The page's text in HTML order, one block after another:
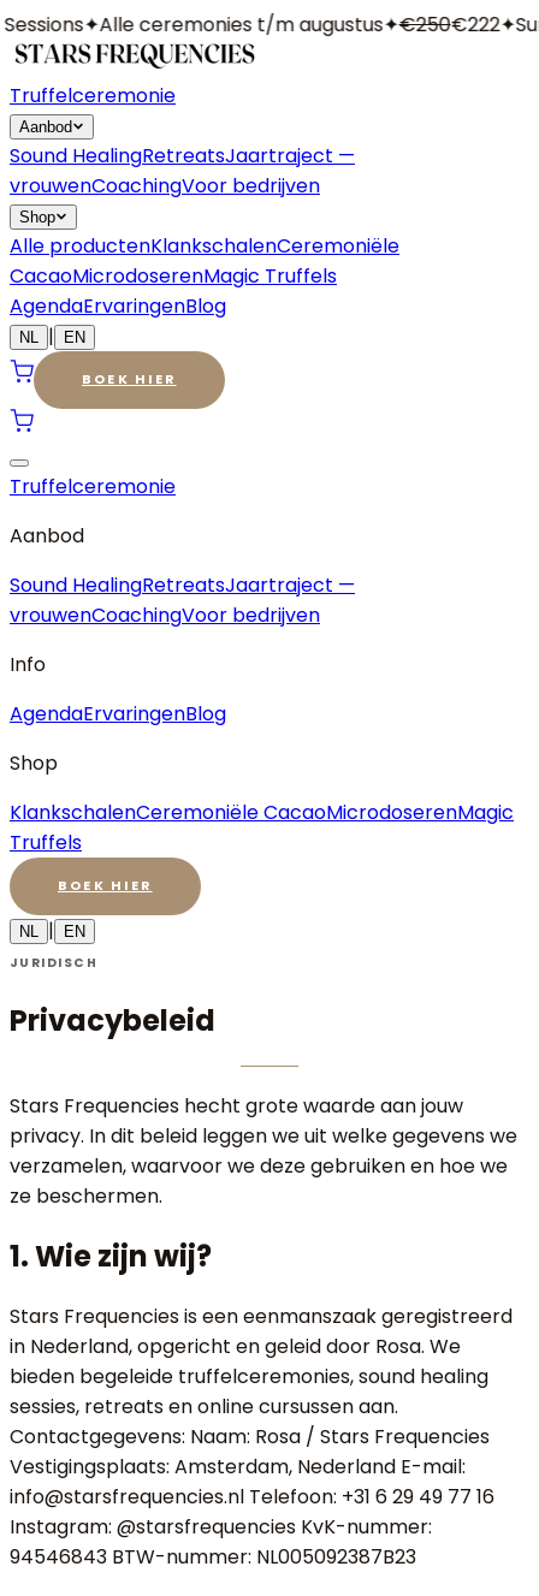
✦Alle ceremonies t/m augustus✦€250€222✦
Truffelceremonie
Aanbod
Sound HealingRetreatsJaartraject —
vrouwenCoachingVoor bedrijven
Shop
Alle productenKlankschalenCeremoniële
CacaoMicrodoserenMagic Truffels
AgendaErvaringenBlog
NL | EN
BOEK HIER
Truffelceremonie
Aanbod
Sound HealingRetreatsJaartraject —
vrouwenCoachingVoor bedrijven
Info
AgendaErvaringenBlog
Shop
KlankschalenCeremoniële CacaoMicrodoserenMagic
Truffels
BOEK HIER
NL |
EN
JURIDISCH
Privacybeleid
Stars Frequencies hecht grote waarde aan jouw
privacy. In dit beleid leggen we uit welke gegevens we
verzamelen, waarvoor we deze gebruiken en hoe we
ze beschermen.
1. Wie zijn wij?
Stars Frequencies is een eenmanszaak geregistreerd
in Nederland, opgericht en geleid door Rosa. We
bieden begeleide truffelceremonies, sound healing
sessies, retreats en online cursussen aan.
Contactgegevens: Naam: Rosa / Stars Frequencies
Vestigingsplaats: Amsterdam, Nederland E-mail:
info@starsfrequencies.nl Telefoon: +31 6 29 49 77 16
Instagram: @starsfrequencies KvK-nummer:
94546843 BTW-nummer: NL005092387B23